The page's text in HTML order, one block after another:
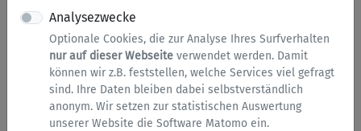
Analysezwecke
Optionale Cookies, die zur Analyse Ihres Surfverhalten
nur auf dieser Webseite verwendet werden. Damit
können wir z.B. feststellen, welche Services viel gefragt
sind. Ihre Daten bleiben dabei selbstverständlich
anonym. Wir setzen zur statistischen Auswertung
unserer Website die Software Matomo ein.
Menden mit einem Klick auf den untenstehenden
Button„Dienst starten“direkt online melden.
Wenn Sie den Wasserzähler für die
Gartenbewässerung bereits gemeldet haben,
können Sie die jeweils aktuellen Zählerstände